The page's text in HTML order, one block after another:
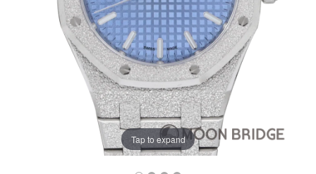
Tap to expand